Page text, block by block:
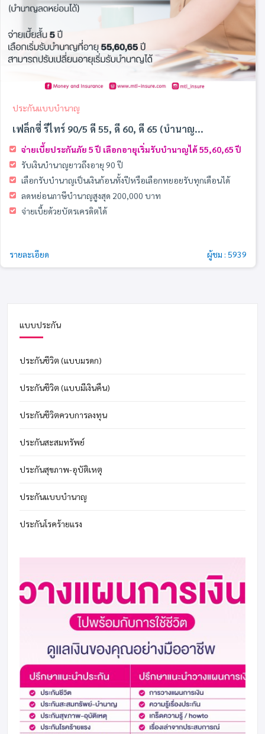
แบบประกัน
ประกันชีวิต (แบบมรดก)
ประกันชีวิต (แบบมีเงินคืน)
ประกันชีวิตควบการลงทุน
ประกันสะสมทรัพย์
ประกันสุขภาพ-อุบัติเหตุ
ประกันแบบบำนาญ
ประกันโรคร้ายแรง
ประกันแบบบำนาญ
เฟล็กซี่ รีไทร์ 90/5 ดี 55, ดี 60, ดี 65 (บำนาญ...
จ่ายเบี้ยประกันภัย 5 ปี เลือกอายุเริ่มรับบำนาญได้ 55,60,65 ปี
รับเงินบํานาญยาวถึงอายุ 90 ปี
เลือกรับบำนาญเป็นเงินก้อนทั้งปีหรือเลือกทยอยรับทุกเดือนได้
ลดหย่อนภาษีบำนาญสูงสุด 200,000 บาท
จ่ายเบี้ยด้วยบัตรเครดิตได้
รายละเอียด ผู้ชม : 5939